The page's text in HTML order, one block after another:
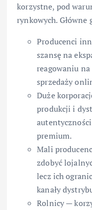
korzystne, pod
rynkowych.
Producenci
szansę na
reagowaniu
sprzedaży
Duże
produkcji i
premium.
Mali
zdobyć
lecz ich
kanały
Rolnicy —